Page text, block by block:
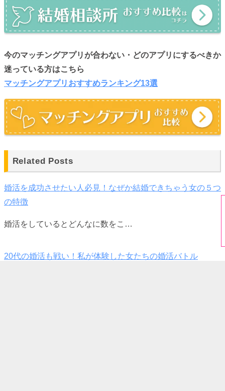
今のマッチングアプリが合わない・どのアプリにするべきか
迷っている方はこちら
マッチングアプリおすすめランキング13選
Related Posts
婚活を成功させたい人必見！なぜか結婚できちゃう女の５つ
の特徴
婚活をしているとどんなに数をこ…
20代の婚活も戦い！私が体験した女たちの婚活バトル